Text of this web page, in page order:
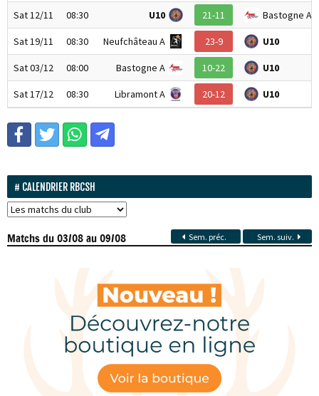
Sat 12/11 08:30 U10 21-11 Bastogne A
Sat 19/11 08:30 Neufchâteau A 23-9 U10
Sat 03/12 08:00 Bastogne A 10-22 U10
Sat 17/12 08:30 Libramont A 20-12 U10
CALENDRIER RBCSH
Matchsdu 03/08 au 09/08 Sem. préc. Sem. suiv.